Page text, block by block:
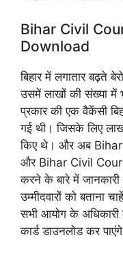
Bihar Civil
Download
बिहार में लगातार बढ़ते
उसमें लाखों की संख्या
प्रकार की एक वैकेंसी
गई थी। जिसके लिए
किए थे। और अब
और Bihar Civil
करने के बारे में जानकारी
उम्मीदवारों को बताना
सभी आयोग के अधिकारी
कार्ड डाउनलोड कर